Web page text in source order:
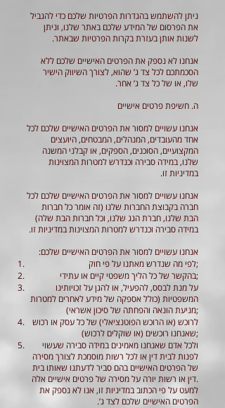
ניתן להשתמש בהגדרות הפרטיות שלכם כדי להגביל
את הפרסום של המידע שלכם באתר שלנו, וניתן
לשנות אותן בעזרת בקרות הפרטיות שבאתר.
אנחנו לא נספק את הפרטים האישיים שלכם ללא
הסכמתכם לכל צד ג’ שהוא, לצורך השיווק הישיר
שלו, או של כל צד ג’ אחר.
ה. חשיפת פרטים אישיים
אנחנו עשויים למסור את הפרטים האישיים שלכם לכל
אחד מהעובדים, המנהלים, המבטחים, היועצים
המקצועיים, הסוכנים, הספקים, או קבלני המשנה
שלנו, במידה סבירה וכנדרש למטרות המצוינות
במדיניות זו.
אנחנו עשויים למסור את הפרטים האישיים שלכם לכל
חברה בקבוצת החברות שלנו (זה אומר כל חברות
הבת שלנו, חברת הגג שלנו, וכל חברות הבת שלה)
במידה סבירה וכנדרש למטרות המצוינות במדיניות זו.
אנחנו עשויים למסור את הפרטים האישיים שלכם:
לפי מה שנדרש מאתנו על פי חוק;
בהקשר של כל הליך משפטי קיים או עתידי;
על מנת לבסס, להפעיל, או להגן על זכויותינו
המשפטיות (כולל אספקה של מידע לאחרים למטרות
מניעת הונאה והפחתה של סיכון אשראי);
לרוכש (או הרוכש הפוטנציאלי) של כל עסק או רכוש
שאנחנו רוכשים (או שוקלים לרכוש);
ולכל אדם שאנחנו מאמינים במידה סבירה שעשוי
לפנות לבית דין או לכל רשות מוסמכת לצורך מסירה
של הפרטים האישיים בהם סביר לדעתנו שאותו בית
דין או רשות יורה על מסירה של פרטים אישיים אלה.
למעט על פי הכתוב במדיניות זו, אנו לא נספק את
הפרטים האישיים שלכם לצד ג’.